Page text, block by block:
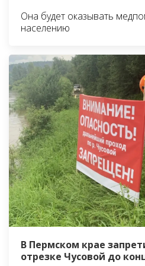
Она будет оказывать
населению
В Пермском крае
отрезке Чусовой до